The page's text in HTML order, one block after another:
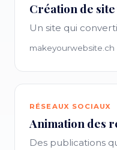
Création de site
Un site qui
RÉSEAUX SOCIAUX
Animation des
Des publications